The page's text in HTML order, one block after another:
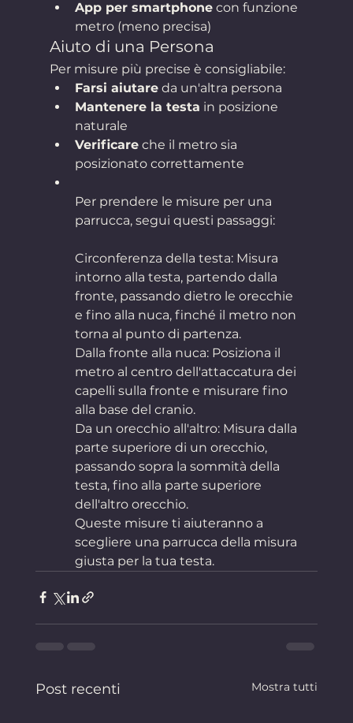
App per smartphone con funzione
metro (meno precisa)
Aiuto di una Persona
Per misure più precise è consigliabile:
Farsi aiutare da un'altra persona
Mantenere la testa in posizione
naturale
Verificare che il metro sia
posizionato correttamente
Per prendere le misure per una
parrucca, segui questi passaggi:
Circonferenza della testa: Misura
intorno alla testa, partendo dalla
fronte, passando dietro le orecchie
e fino alla nuca, finché il metro non
torna al punto di partenza.
Dalla fronte alla nuca: Posiziona il
metro al centro dell'attaccatura dei
capelli sulla fronte e misurare fino
alla base del cranio.
Da un orecchio all'altro: Misura dalla
parte superiore di un orecchio,
passando sopra la sommità della
testa, fino alla parte superiore
dell'altro orecchio.
Queste misure ti aiuteranno a
scegliere una parrucca della misura
giusta per la tua testa.
Post recenti Mostra tutti